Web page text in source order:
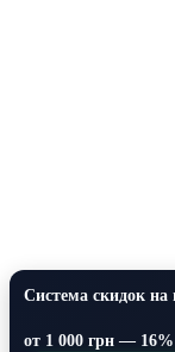
Система скидок
от 1 000 грн — 16%